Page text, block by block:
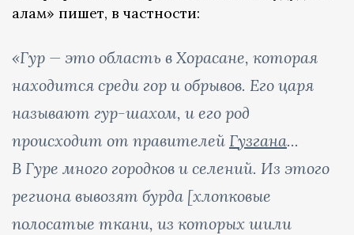
алам» пишет, в частности:
«Гур — это область в Хорасане, которая
находится среди гор и обрывов. Его царя
называют гур-шахом, и его род
происходит от правителей Гузгана...
В Гуре много городков и селений. Из этого
региона вывозят бурда [хлопковые
полосатые ткани, из которых шили